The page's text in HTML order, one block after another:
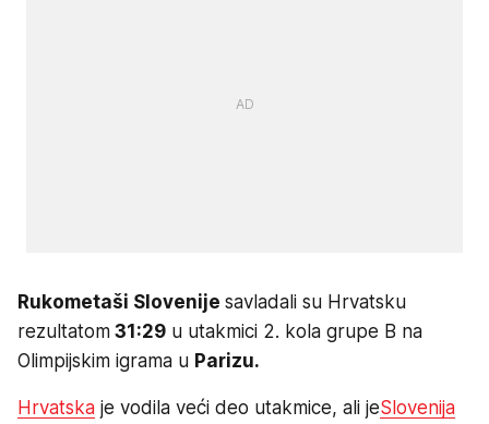
Rukometaši Slovenije savladali su Hrvatsku
rezultatom 31:29 u utakmici 2. kola grupe B na
Olimpijskim igrama u Parizu.
Hrvatska je vodila veći deo utakmice, ali jeSlovenija